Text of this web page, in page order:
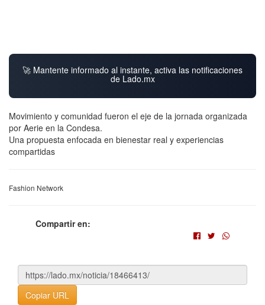
🚀 Mantente informado al instante, activa las notificaciones
de Lado.mx
Movimiento y comunidad fueron el eje de la jornada organizada
por Aerie en la Condesa.
Una propuesta enfocada en bienestar real y experiencias
compartidas
Fashion Network
Compartir en:
Copiar URL